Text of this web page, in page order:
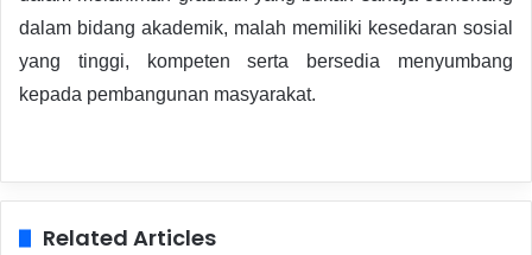
dalam bidang akademik, malah memiliki kesedaran sosial
yang tinggi, kompeten serta bersedia menyumbang
kepada pembangunan masyarakat.
Related Articles